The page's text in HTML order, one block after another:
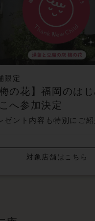
限定
梅の花】福岡のは
へ参加決定
ゼント内容も特別にご紹
対象店舗はこちら